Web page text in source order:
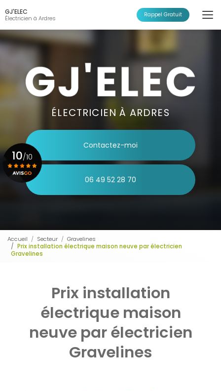
au
contenu
principal
GJ'ELEC
Électricien à Ardres Rappel Gratuit
ÉLECTRICIEN À ARDRES
Contactez-moi
06 49 52 28 70
10/10
Voir le certificat
Accueil Secteur
Gravelines
Prix installation électrique maison neuve par électricien
Gravelines
Prix installation
électrique maison
neuve par électricien
Gravelines